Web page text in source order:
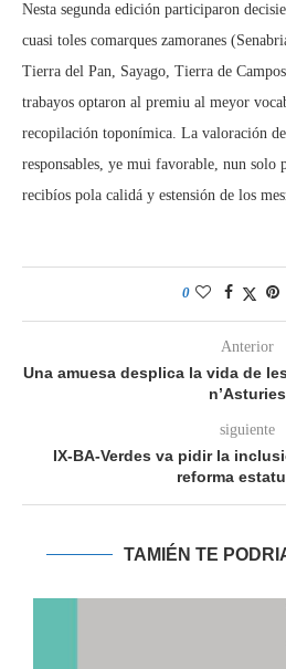
Nesta segunda edición participaron
cuasi toles comarques zamoranes
Tierra del Pan, Sayago, Tierra de
trabayos optaron al premiu al meyor
recopilación toponímica. La valoración
responsables, ye mui favorable, nun solo
recibíos pola calidá y estensión de los
0
Anterior
Una amuesa desplica la vida de
n’Asturies
siguiente
IX-BA-Verdes va pidir la
reforma
TAMIÉN TE